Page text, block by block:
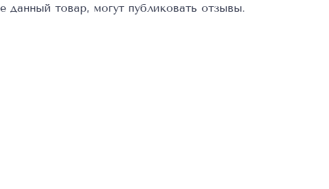
данный товар, могут публиковать отзывы.